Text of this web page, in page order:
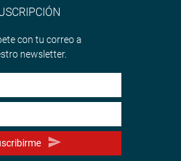
con tu correo a
newsletter.